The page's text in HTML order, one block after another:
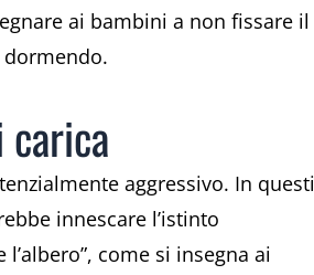
ai bambini a non fissare il
dormendo.
aggressivo. In questi
innescare l’istinto
come si insegna ai